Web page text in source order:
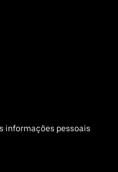
informações pessoais